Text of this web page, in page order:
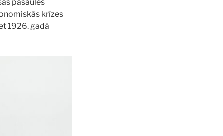
pasaules
krīzes
1926. gadā